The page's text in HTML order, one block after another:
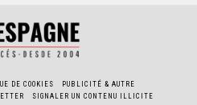
DE COOKIES
PUBLICITÉ & AUTRE
SIGNALER UN CONTENU ILLICITE